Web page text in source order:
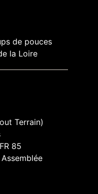
de pouces
la Loire
Terrain)
85